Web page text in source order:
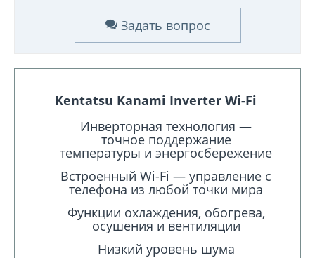
Задать вопрос
Kentatsu Kanami Inverter Wi-Fi
Инверторная технология —
точное поддержание
температуры и энергосбережение
Встроенный Wi-Fi — управление с
телефона из любой точки мира
Функции охлаждения, обогрева,
осушения и вентиляции
Низкий уровень шума